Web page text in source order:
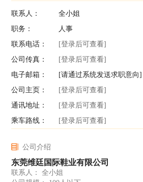
联系人：
全小姐
职务：
人事
联系电话：
[登录后可查看]
公司传真：
[登录后可查看]
电子邮箱：
[请通过系统发送求职意向]
公司主页：
[登录后可查看]
通讯地址：
[登录后可查看]
乘车路线：
[登录后可查看]
公司介绍
东莞维廷国际鞋业有限公司
联系人： 全小姐